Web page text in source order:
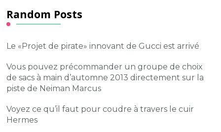
Random Posts
Le «Projet de pirate» innovant de Gucci est arrivé
Vous pouvez précommander un groupe de choix
de sacs à main d’automne 2013 directement sur la
piste de Neiman Marcus
Voyez ce qu’il faut pour coudre à travers le cuir
Hermes